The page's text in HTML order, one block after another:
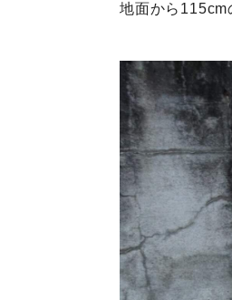
地面から115cm